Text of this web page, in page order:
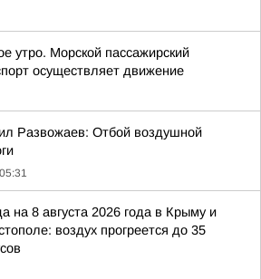
утро. Морской пассажирский
осуществляет движение
Развожаев: Отбой воздушной
05:31
на 8 августа 2026 года в Крыму и
воздух прогреется до 35